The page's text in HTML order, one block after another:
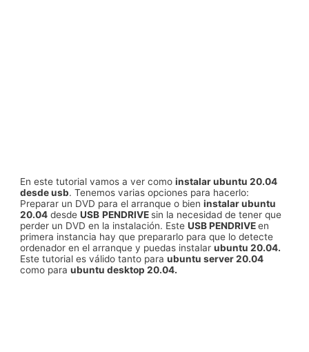
En este tutorial vamos a ver comoinstalar ubuntu 20.04
desde usb. Tenemos varias opciones para hacerlo:
Preparar un DVD para el arranque o bieninstalar ubuntu
20.04 desdeUSB PENDRIVE sin la necesidad de tener que
perder un DVD en la instalación. EsteUSB PENDRIVEen
primera instancia hay que prepararlo para que lo detecte
ordenador en el arranque y puedas instalarubuntu 20.04.
Este tutorial es válido tanto paraubuntu server 20.04
como paraubuntu desktop 20.04.